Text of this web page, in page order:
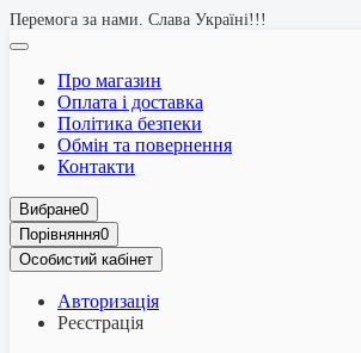
Перемога за нами. Слава Україні!!!
Про магазин
Оплата і доставка
Політика безпеки
Обмін та повернення
Контакти
Вибране0
Порівняння0
Особистий кабінет
Авторизація
Реєстрація